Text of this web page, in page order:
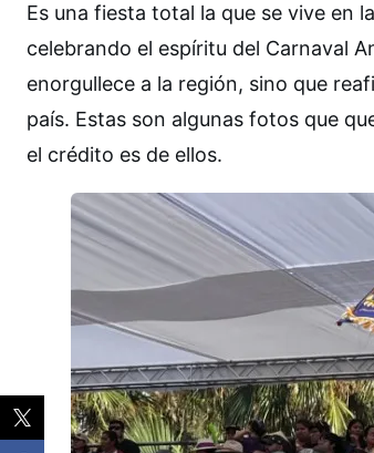
Es una fiesta total la que se vive en
celebrando el espíritu del Carnaval
enorgullece a la región, sino que
país. Estas son algunas fotos que
el crédito es de ellos.